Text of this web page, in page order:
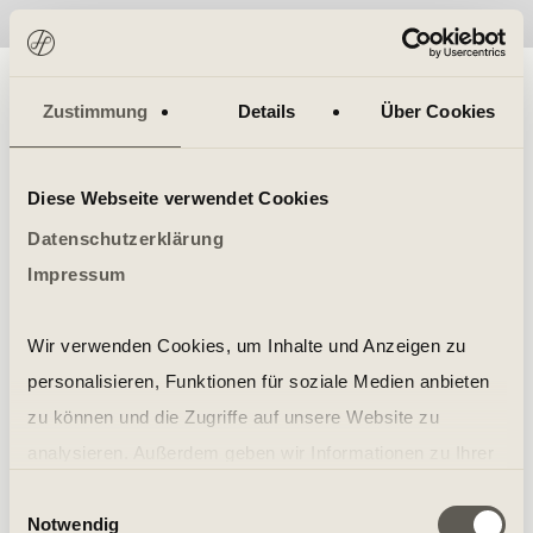
Zustimmung Details Über Cookies
Diese Webseite verwendet Cookies
Datenschutzerklärung
Impressum
Wir verwenden Cookies, um Inhalte und Anzeigen zu
personalisieren, Funktionen für soziale Medien anbieten
zu können und die Zugriffe auf unsere Website zu
soziale Medien, Werbung und Analysen weiter. Unsere
Notwendig